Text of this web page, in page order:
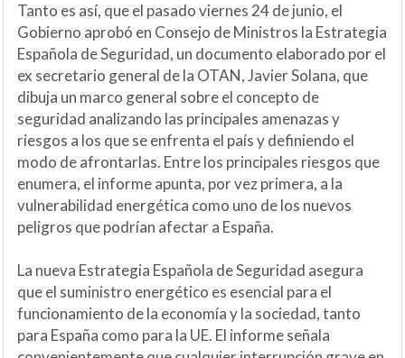
Tanto es así, que el pasado viernes 24 de junio, el
Gobierno aprobó en Consejo de Ministros la Estrategia
Española de Seguridad, un documento elaborado por el
ex secretario general de la OTAN, Javier Solana, que
dibuja un marco general sobre el concepto de
seguridad analizando las principales amenazas y
riesgos a los que se enfrenta el país y definiendo el
modo de afrontarlas. Entre los principales riesgos que
enumera, el informe apunta, por vez primera, a la
vulnerabilidad energética como uno de los nuevos
peligros que podrían afectar a España.
La nueva Estrategia Española de Seguridad asegura
que el suministro energético es esencial para el
funcionamiento de la economía y la sociedad, tanto
para España como para la UE. El informe señala